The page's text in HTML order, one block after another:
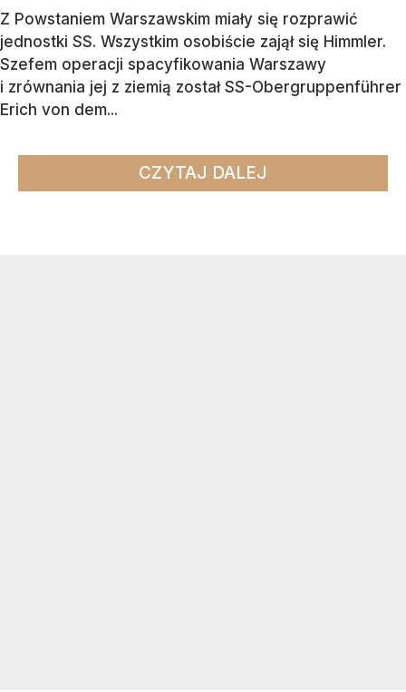
Z Powstaniem Warszawskim miały się rozprawić
jednostki SS. Wszystkim osobiście zajął się Himmler.
Szefem operacji spacyfikowania Warszawy
i zrównania jej z ziemią został SS-Obergruppenführer
Erich von dem...
CZYTAJ DALEJ